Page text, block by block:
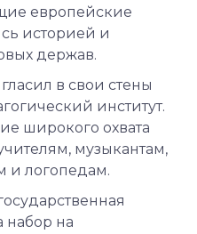
европейские
историей и
держав.
в свои стены
институт.
широкого охвата
музыкантам,
и логопедам.
набор на